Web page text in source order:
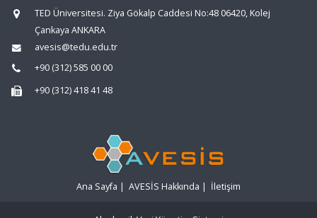
TED Üniversitesi. Ziya Gökalp Caddesi No:48 06420, Kolej
Çankaya ANKARA
avesis@tedu.edu.tr
+90 (312) 585 00 00
+90 (312) 418 41 48
Ana Sayfa | AVESİS Hakkında | İletişim